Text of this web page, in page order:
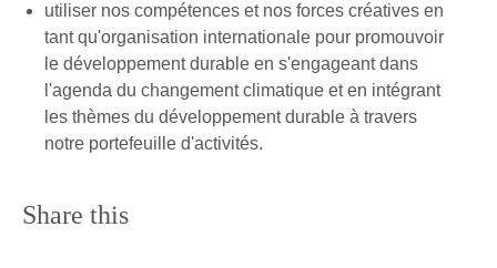
utiliser nos compétences et nos forces créatives en
tant qu'organisation internationale pour promouvoir
le développement durable en s'engageant dans
l'agenda du changement climatique et en intégrant
les thèmes du développement durable à travers
notre portefeuille d'activités.
Share this